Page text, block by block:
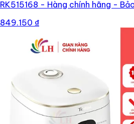
RK515168 - Hàng chính hãng -
849.150 ₫